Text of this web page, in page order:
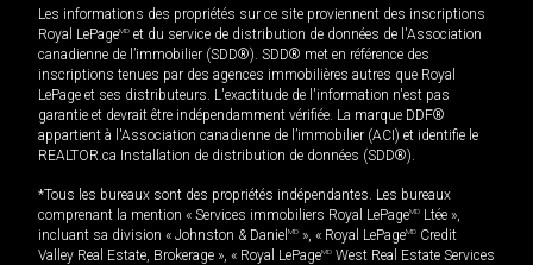
Les informations des propriétés sur ce site proviennent des inscriptions
Royal LePageMD et du service de distribution de données de l'Association
canadienne de l’immobilier (SDD®). SDD® met en référence des
inscriptions tenues par des agences immobilières autres que Royal
LePage et ses distributeurs. L'exactitude de l'information n'est pas
garantie et devrait être indépendamment vérifiée. La marque DDF®
appartient à l'Association canadienne de l’immobilier (ACI) et identifie le
REALTOR.ca Installation de distribution de données (SDD®).
*Tous les bureaux sont des propriétés indépendantes. Les bureaux
comprenant la mention « Services immobiliers Royal LePageMD Ltée »,
incluant sa division « Johnston & Daniel MD », « Royal LePageMD Credit
Valley Real Estate, Brokerage », « Royal LePageMD West Real Estate Services